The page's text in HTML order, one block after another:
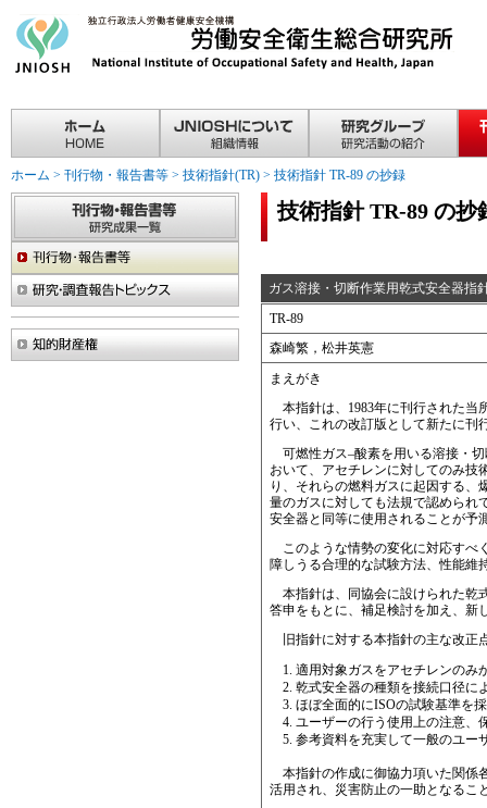
ホーム > 刊行物・報告書等 > 技術指針(TR) > 技術指針 TR-89 の抄録
技術指針 TR-89 の抄
ガス溶接・切断作業用乾式安全器指
TR-89
森崎繁，松井英憲
まえがき
本指針は、1983年に刊行された当
行い、これの改訂版として新たに刊
可燃性ガス–酸素を用いる溶接・
おいて、アセチレンに対してのみ技
り、それらの燃料ガスに起因する
量のガスに対しても法規で認められ
安全器と同等に使用されることが予
このような情勢の変化に対応すべ
障しうる合理的な試験方法、性能維
本指針は、同協会に設けられた乾
答申をもとに、補足検討を加え、新
旧指針に対する本指針の主な改正
適用対象ガスをアセチレンのみ
乾式安全器の種類を接続口径に
ほぼ全面的にISOの試験基準を
ユーザーの行う使用上の注意、
参考資料を充実して一般のユー
本指針の作成に御協力項いた関係
活用され、災害防止の一助となるこ